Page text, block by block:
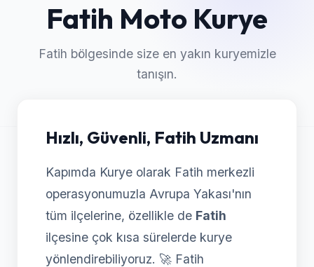
Fatih Moto Kurye
Fatih bölgesinde size en yakın kuryemizle
tanışın.
Hızlı, Güvenli, Fatih Uzmanı
Kapımda Kurye olarak Fatih merkezli
operasyonumuzla Avrupa Yakası'nın
tüm ilçelerine, özellikle de Fatih
ilçesine çok kısa sürelerde kurye
yönlendirebiliyoruz. 🚀 Fatih